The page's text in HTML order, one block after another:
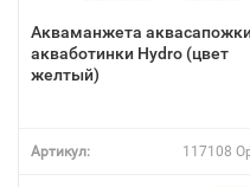
Акваманжета
акваботинки Hydro (цвет
желтый)
Артикул: 117108